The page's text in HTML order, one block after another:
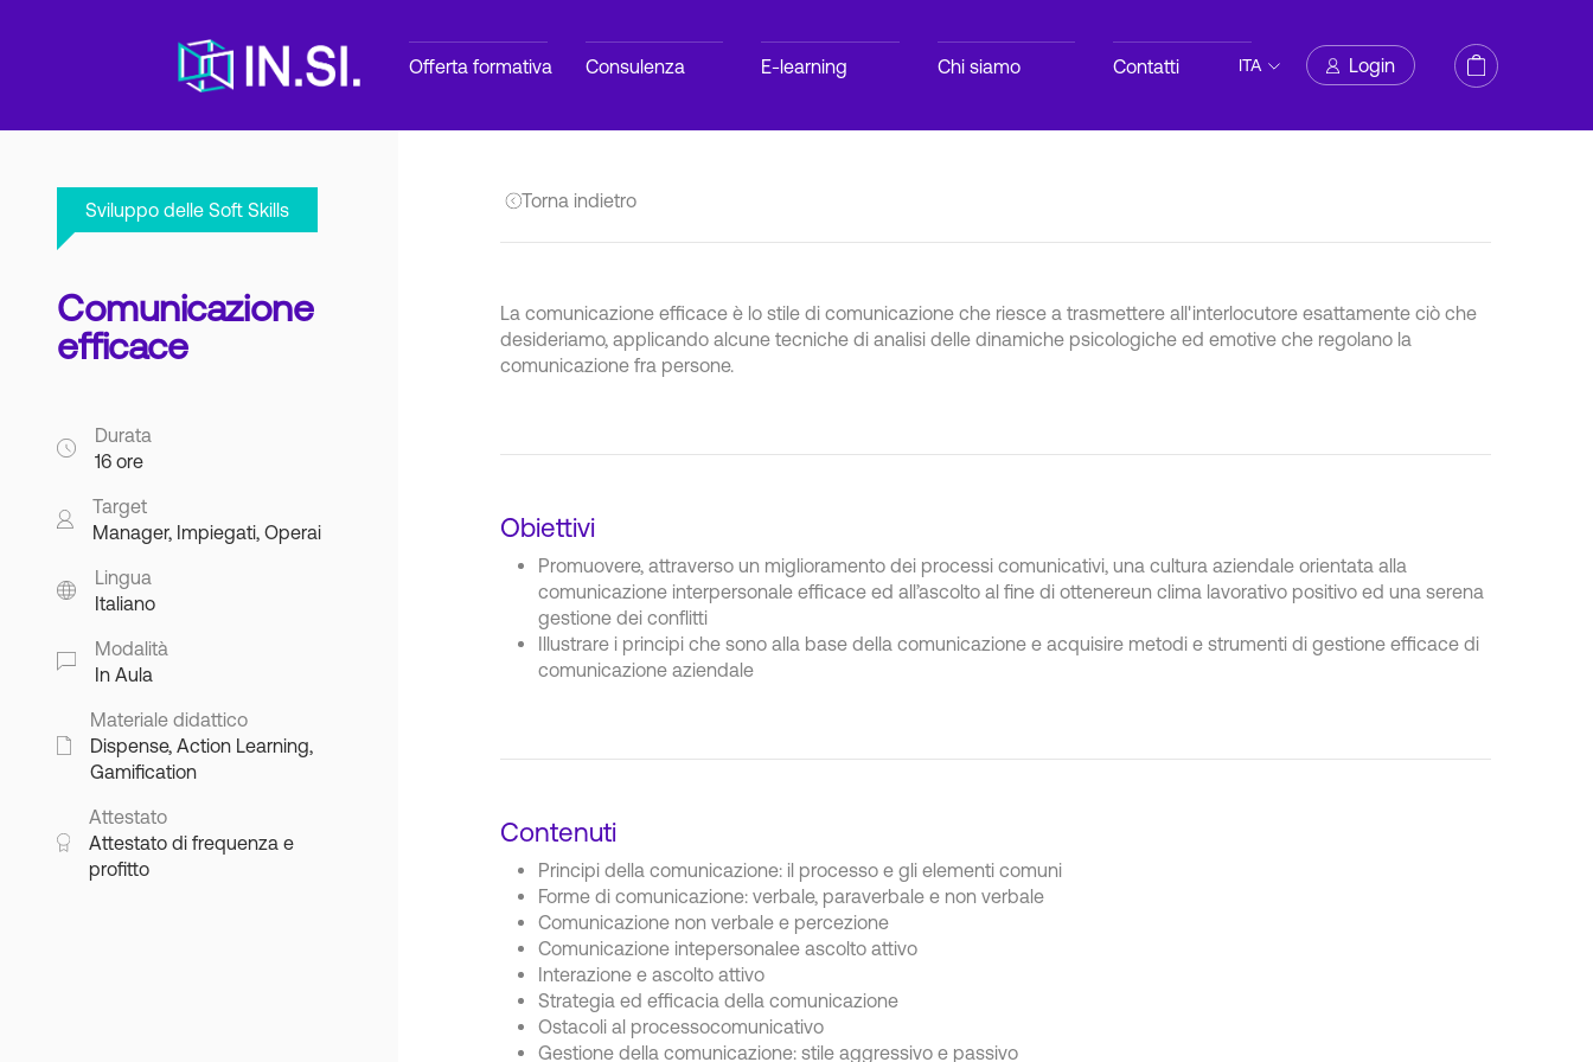
Offerta formativa Consulenza E-learning Chi siamo Contatti Login
Sviluppo delle Soft Skills
Comunicazione
efficace
Durata
16 ore
Target
Manager, Impiegati, Operai
Lingua
Italiano
Modalità
In Aula
Materiale didattico
Dispense, Action Learning,
Gamification
Attestato
Attestato di frequenza e
profitto
Torna indietro
La comunicazione efficace è lo stile di comunicazione che riesce a trasmettere all'interlocutore esattamente ciò che
desideriamo, applicando alcune tecniche di analisi delle dinamiche psicologiche ed emotive che regolano la
comunicazione fra persone.
Obiettivi
Promuovere, attraverso un miglioramento dei processi comunicativi, una cultura aziendale orientata alla
comunicazione interpersonale efficace ed all’ascolto al fine di ottenereun clima lavorativo positivo ed una serena
gestione dei conflitti
Illustrare i principi che sono alla base della comunicazione e acquisire metodi e strumenti di gestione efficace di
comunicazione aziendale
Contenuti
Principi della comunicazione: il processo e gli elementi comuni
Forme di comunicazione: verbale, paraverbale e non verbale
Comunicazione non verbale e percezione
Comunicazione intepersonalee ascolto attivo
Interazione e ascolto attivo
Strategia ed efficacia della comunicazione
Ostacoli al processocomunicativo
Gestione della comunicazione: stile aggressivo e passivo
ITA